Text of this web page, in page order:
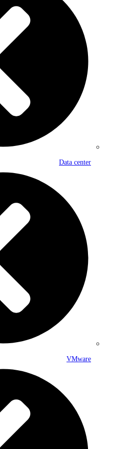
Data center
VMware